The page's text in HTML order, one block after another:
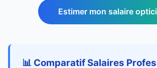
Estimer mon salaire
📊 Comparatif Salaires